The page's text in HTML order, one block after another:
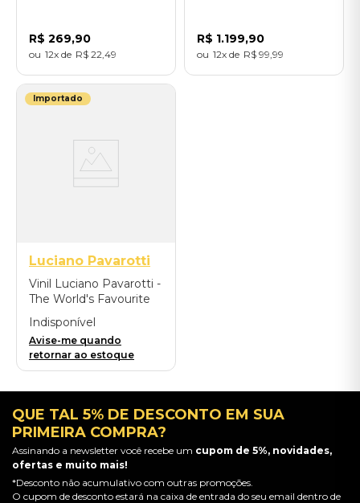
R$ 269,90
12 R$ 22 49
R$ 1.199,90
12 R$ 99 99
Importado
Luciano Pavarotti
Vinil Luciano Pavarotti -
The World's Favourite
Tenor Arias (LP Limited
Edition/Remastered
2025) - Importado
Indisponível
Avise-me quando
retornar ao estoque
QUE TAL 5% DE DESCONTO EM SUA
PRIMEIRA COMPRA?
Assinando a newsletter você recebe um cupom de 5%, novidades,
ofertas e muito mais!
*Desconto não acumulativo com outras promoções.
O cupom de desconto estará na caixa de entrada do seu email dentro de